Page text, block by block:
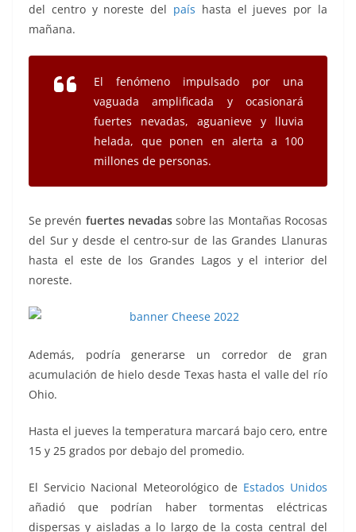
del centro y noreste del país hasta el jueves por la
mañana.
El fenómeno impulsado por una
vaguada amplificada y ocasionará
fuertes nevadas, aguanieve y lluvia
helada, que ponen en alerta a 100
millones de personas.
Se prevén fuertes nevadassobre las Montañas Rocosas
del Sur y desde el centro-sur de las Grandes Llanuras
hasta el este de los Grandes Lagos y el interior del
noreste.
Además, podría generarse un corredor de gran
acumulación de hielo desde Texas hasta el valle del río
Ohio.
Hasta el jueves la temperatura marcará bajo cero, entre
15 y 25 grados por debajo del promedio.
El Servicio Nacional Meteorológico de Estados Unidos
añadió que podrían haber tormentas eléctricas
dispersas y aisladas a lo largo de la costa central del